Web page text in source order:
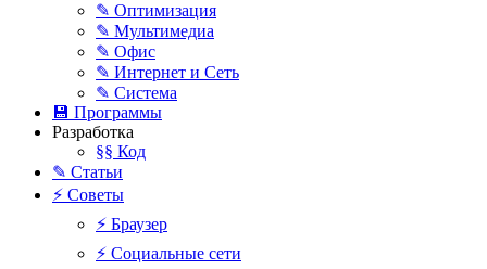
✎ Оптимизация
✎ Мультимедиа
✎ Офис
✎ Интернет и Сеть
✎ Система
💾 Программы
Разработка
§§ Код
✎ Статьи
⚡ Советы
⚡ Браузер
⚡ Социальные сети